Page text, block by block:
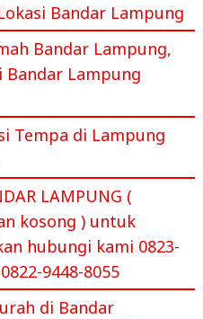
Bandar Lampung
Bandar Lampung,
Bandar Lampung
Tempa di Lampung
LAMPUNG (
kosong ) untuk
hubungi kami 0823-
9448-8055
di Bandar